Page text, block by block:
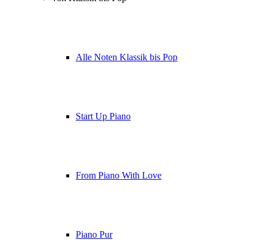
Alle Noten Klassik bis Pop
Start Up Piano
From Piano With Love
Piano Pur